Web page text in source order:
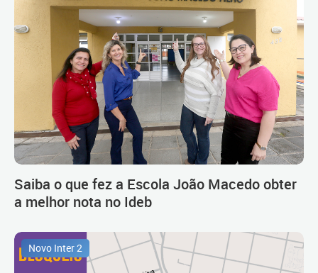
Saiba o que fez a Escola João Macedo obter
a melhor nota no Ideb
Novo Inter 2